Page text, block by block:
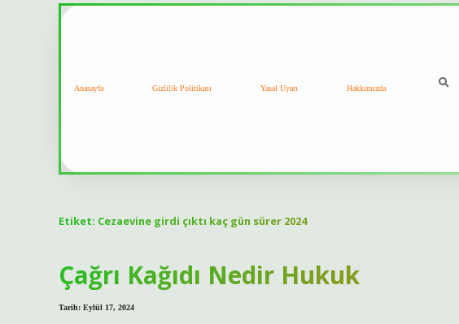
Anasayfa Gizlilik Politikası Yasal Uyarı Hakkımızda
Etiket: Cezaevine girdi çıktı kaç gün sürer 2024
Çağrı Kağıdı Nedir Hukuk
Tarih: Eylül 17, 2024